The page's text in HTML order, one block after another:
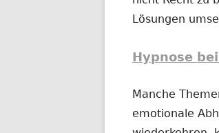
Lösungen
Hypnose
Manche
emotionale